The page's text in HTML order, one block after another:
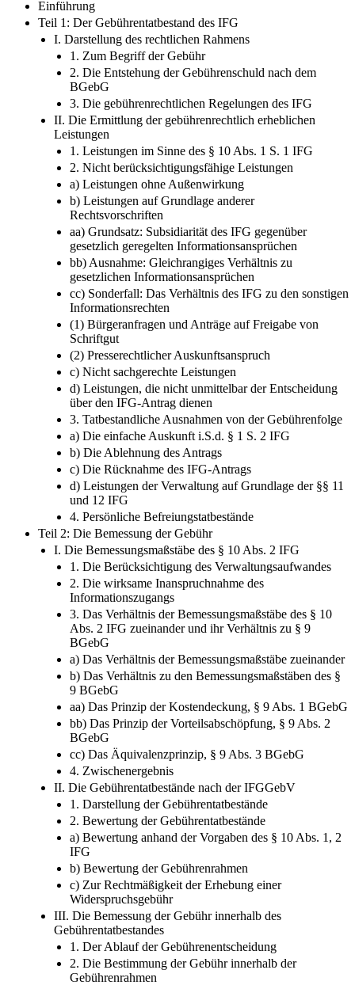
Einführung
Teil 1: Der Gebührentatbestand des IFG
I. Darstellung des rechtlichen Rahmens
1. Zum Begriff der Gebühr
2. Die Entstehung der Gebührenschuld nach dem
BGebG
3. Die gebührenrechtlichen Regelungen des IFG
II. Die Ermittlung der gebührenrechtlich erheblichen
Leistungen
1. Leistungen im Sinne des § 10 Abs. 1 S. 1 IFG
2. Nicht berücksichtigungsfähige Leistungen
a) Leistungen ohne Außenwirkung
b) Leistungen auf Grundlage anderer
Rechtsvorschriften
aa) Grundsatz: Subsidiarität des IFG gegenüber
gesetzlich geregelten Informationsansprüchen
bb) Ausnahme: Gleichrangiges Verhältnis zu
gesetzlichen Informationsansprüchen
cc) Sonderfall: Das Verhältnis des IFG zu den sonstigen
Informationsrechten
(1) Bürgeranfragen und Anträge auf Freigabe von
Schriftgut
(2) Presserechtlicher Auskunftsanspruch
c) Nicht sachgerechte Leistungen
d) Leistungen, die nicht unmittelbar der Entscheidung
über den IFG-Antrag dienen
3. Tatbestandliche Ausnahmen von der Gebührenfolge
a) Die einfache Auskunft i.S.d. § 1 S. 2 IFG
b) Die Ablehnung des Antrags
c) Die Rücknahme des IFG-Antrags
d) Leistungen der Verwaltung auf Grundlage der §§ 11
und 12 IFG
4. Persönliche Befreiungstatbestände
Teil 2: Die Bemessung der Gebühr
I. Die Bemessungsmaßstäbe des § 10 Abs. 2 IFG
1. Die Berücksichtigung des Verwaltungsaufwandes
2. Die wirksame Inanspruchnahme des
Informationszugangs
3. Das Verhältnis der Bemessungsmaßstäbe des § 10
Abs. 2 IFG zueinander und ihr Verhältnis zu § 9
BGebG
a) Das Verhältnis der Bemessungsmaßstäbe zueinander
b) Das Verhältnis zu den Bemessungsmaßstäben des §
9 BGebG
aa) Das Prinzip der Kostendeckung, § 9 Abs. 1 BGebG
bb) Das Prinzip der Vorteilsabschöpfung, § 9 Abs. 2
BGebG
cc) Das Äquivalenzprinzip, § 9 Abs. 3 BGebG
4. Zwischenergebnis
II. Die Gebührentatbestände nach der IFGGebV
1. Darstellung der Gebührentatbestände
2. Bewertung der Gebührentatbestände
a) Bewertung anhand der Vorgaben des § 10 Abs. 1, 2
IFG
b) Bewertung der Gebührenrahmen
c) Zur Rechtmäßigkeit der Erhebung einer
Widerspruchsgebühr
III. Die Bemessung der Gebühr innerhalb des
Gebührentatbestandes
1. Der Ablauf der Gebührenentscheidung
2. Die Bestimmung der Gebühr innerhalb der
Gebührenrahmen